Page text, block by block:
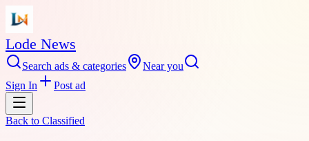
Lode News
Search ads & categories
Near you
Sign In
Post ad
Back to Classified